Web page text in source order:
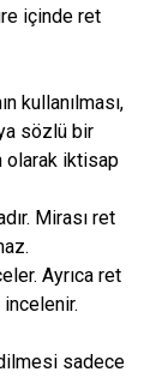
içinde ret
kullanılması,
sözlü bir
olarak iktisap
Mirası ret
Ayrıca ret
incelenir.
sadece